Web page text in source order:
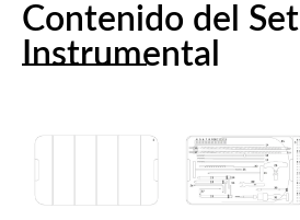
Contenido del Set
Instrumental